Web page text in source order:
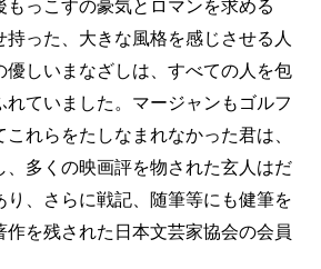
っこすの豪気とロマンを求める
持った、大きな風格を感じさせる人
優しいまなざしは、すべての人を包
れていました。マージャンもゴルフ
れらをたしなまれなかった君は、
、多くの映画評を物された玄人はだ
り、さらに戦記、随筆等にも健筆を
作を残された日本文芸家協会の会員